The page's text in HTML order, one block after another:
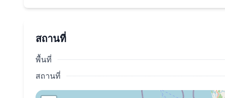
อนุบาลนานาชาติฟรีในระหว่างปี,สมาชิกในลากูน่า
เงื่อนไขพิเศษ).
การมีส่วนร่วมในบันยันลีฟวิ่ง:เครือข่ายการเช่าที่พั
ให้คุณมีรายได้สูงสุดจากอสังหาริมทรัพย์หากคุณตัดสิ
สถานที่
พื้นที่
สถานที่